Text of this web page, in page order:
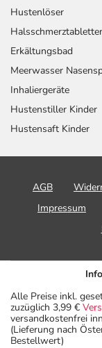
Hustenlöser
Erkältungsbad
Meerwasser
Inhaliergeräte
Hustenstiller Kinder
Hustensaft Kinder
AGB
Impressum
Alle Preise inkl.
zuzüglich 3,99 €
versandkostenfrei
(Lieferung nach
Bestellwert)